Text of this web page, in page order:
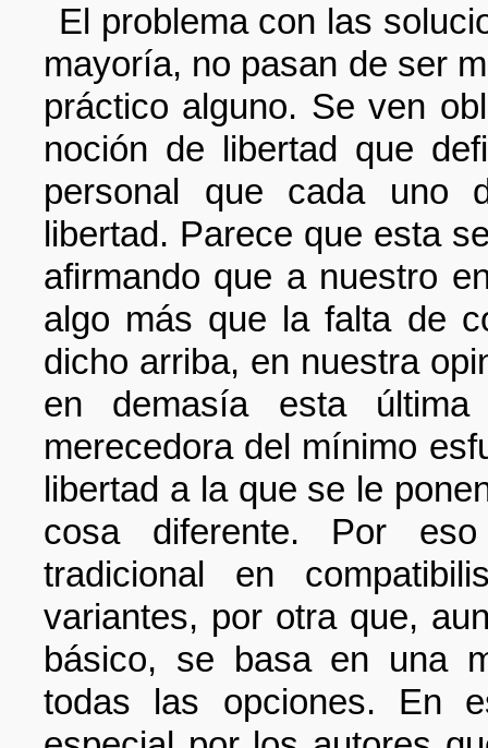
El problema con las
mayoría, no pasan de ser
práctico alguno. Se ven
noción de libertad que
personal que cada uno
libertad. Parece que esta
afirmando que a nuestro
algo más que la falta de
dicho arriba, en nuestra
en demasía esta
merecedora del mínimo
libertad a la que se le
cosa diferente. Por eso
tradicional en
variantes, por otra que,
básico, se basa en una
todas las opciones. En